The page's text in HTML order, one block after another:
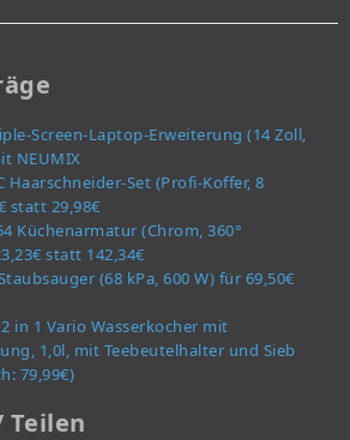
Screen-Laptop-Erweiterung (14 Zoll,
NEUMIX
Haarschneider-Set (Profi-Koffer, 8
statt 29,98€
Küchenarmatur (Chrom, 360°
statt 142,34€
(68 kPa, 600 W) für 69,50€
in 1 Vario Wasserkocher mit
1,0l, mit Teebeutelhalter und Sieb
79,99€)
Teilen